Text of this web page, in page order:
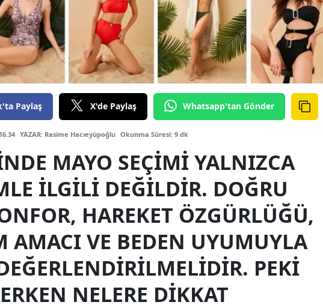
Paylaş X'de Paylaş Whatsapp'tan Gönder
YAZAR: Rasime Hacıeyüpoğlu Okunma Süresi: 9 dk
MAYO SEÇIMI YALNIZCA
ILGILI DEĞILDIR. DOĞRU
HAREKET ÖZGÜRLÜĞÜ,
AMACI VE BEDEN UYUMUYLA
PEKI
NELERE DIKKAT